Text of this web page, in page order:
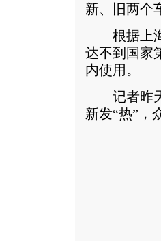
新、旧两个
根据上海
达不到国家
内使用。
记者昨天
新发“热”，